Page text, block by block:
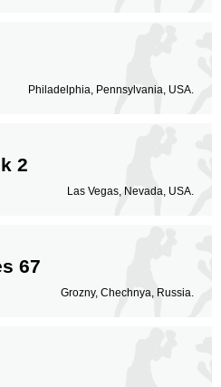
Philadelphia, Pennsylvania, USA.
2
Las Vegas, Nevada, USA.
67
Grozny, Chechnya, Russia.